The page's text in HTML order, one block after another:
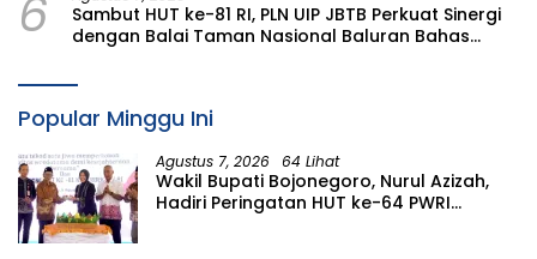
6
Sambut HUT ke-81 RI, PLN UIP JBTB Perkuat Sinergi
dengan Balai Taman Nasional Baluran Bahas
Watudodol/Kalipuro
Popular Minggu Ini
Agustus 7, 2026 64 Lihat
Wakil Bupati Bojonegoro, Nurul Azizah,
Hadiri Peringatan HUT ke-64 PWRI